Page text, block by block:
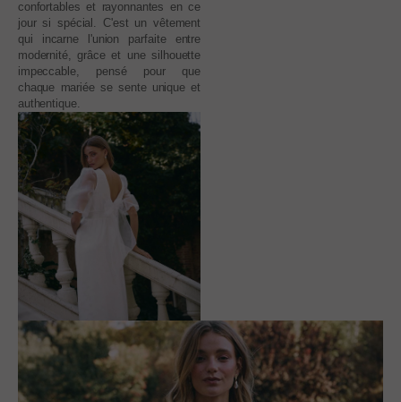
confortables et rayonnantes en ce
jour si spécial. C'est un vêtement
qui incarne l'union parfaite entre
modernité, grâce et une silhouette
impeccable, pensé pour que
chaque mariée se sente unique et
authentique.